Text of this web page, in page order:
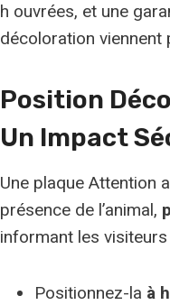
h ouvrées, et une
décoloration viennent
Position
Un Impact
Une plaque Attention
présence de l’animal,
informant les
Positionnez-la à